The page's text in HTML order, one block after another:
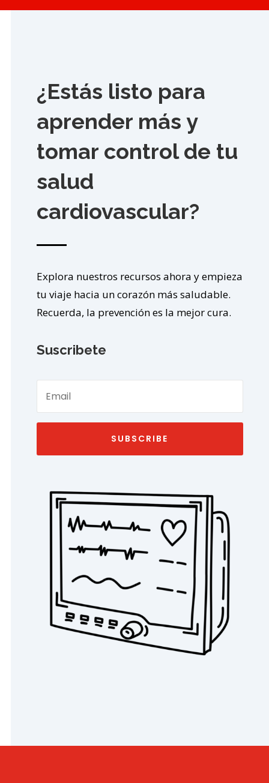
¿Estás listo para
aprender más y
tomar control de tu
salud
cardiovascular?
Explora nuestros recursos ahora y empieza
tu viaje hacia un corazón más saludable.
Recuerda, la prevención es la mejor cura.
Suscribete
SUBSCRIBE